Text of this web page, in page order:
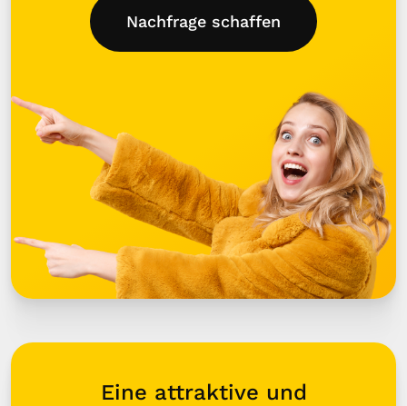
Nachfrage schaffen
Eine attraktive und